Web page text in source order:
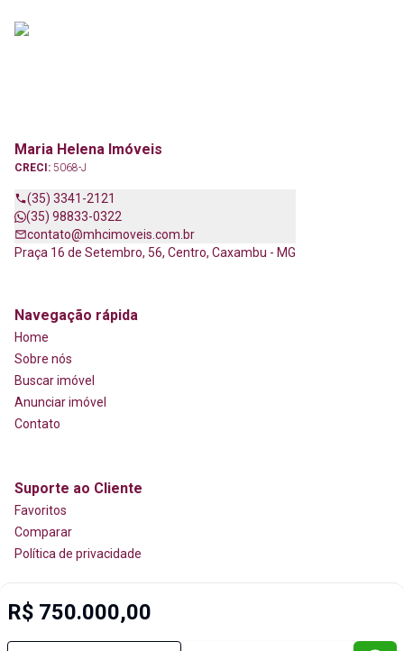
R$ 750.000,00
Maria Helena Imóveis
CRECI: 5068-J
(35) 3341-2121
(35) 98833-0322
contato@mhcimoveis.com.br
Praça 16 de Setembro, 56, Centro, Caxambu - MG
Navegação rápida
Home
Sobre nós
Buscar imóvel
Anunciar imóvel
Contato
Suporte ao Cliente
Favoritos
Comparar
Política de privacidade
Selo de Tecnologia Loft